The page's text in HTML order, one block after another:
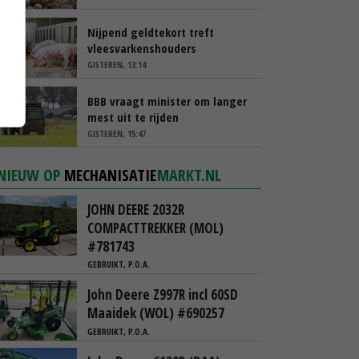
Nijpend geldtekort treft
vleesvarkenshouders
GISTEREN, 13:14
BBB vraagt minister om langer
mest uit te rijden
GISTEREN, 15:47
OP MECHANISATIEMARKT.NL
JOHN DEERE 2032R
COMPACTTREKKER (MOL)
#781743
GEBRUIKT, P.O.A.
John Deere Z997R incl 60SD
Maaidek (WOL) #690257
GEBRUIKT, P.O.A.